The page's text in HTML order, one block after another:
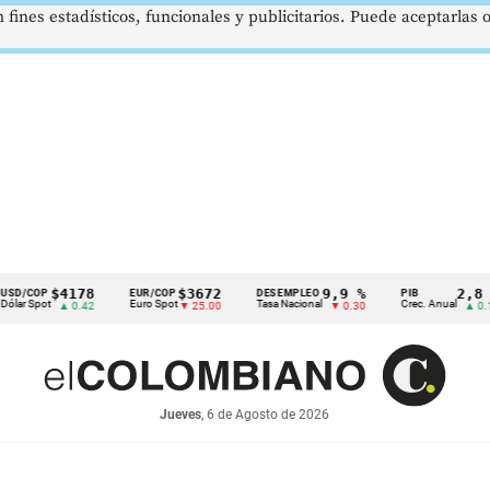
$4178
▲ 0.42
EUR/COP
Euro Spot
$3672
▼ 25.00
DESEMPLEO
Tasa Nacional
9,9 %
▼ 0.30
PIB
Crec. Anual
2,8 %
▲ 0.10
Jueves, 6 de Agosto de 2026
estadísticos, funcionales y publicitarios. Puede aceptarlas